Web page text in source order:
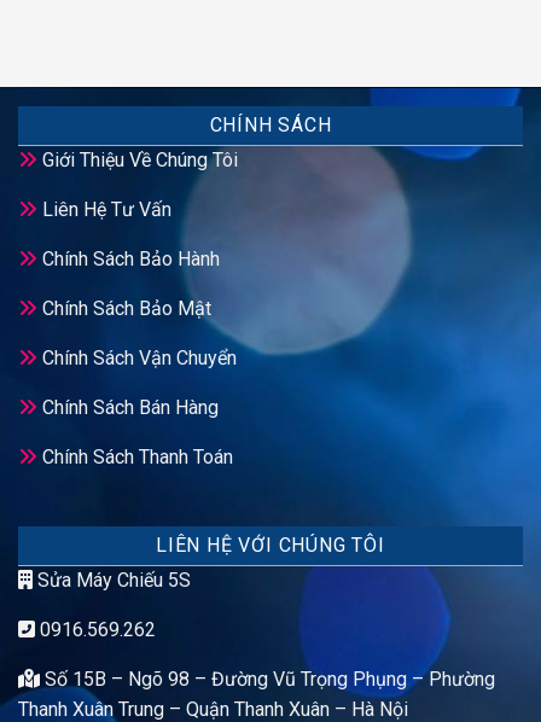
CHÍNH SÁCH
Giới Thiệu Về Chúng Tôi
Liên Hệ Tư Vấn
Chính Sách Bảo Hành
Chính Sách Bảo Mật
Chính Sách Vận Chuyển
Chính Sách Bán Hàng
Chính Sách Thanh Toán
LIÊN HỆ VỚI CHÚNG TÔI
Sửa Máy Chiếu 5S
0916.569.262
Số 15B – Ngõ 98 – Đường Vũ Trọng Phụng – Phường
Thanh Xuân Trung – Quận Thanh Xuân – Hà Nội